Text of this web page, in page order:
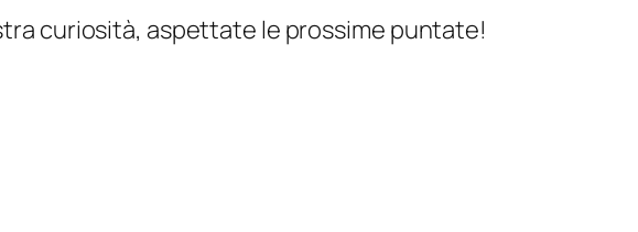
curiosità, aspettate le prossime puntate!